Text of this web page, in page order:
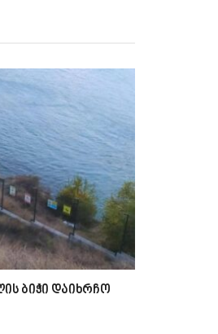
ბიჭი დაიხრჩო